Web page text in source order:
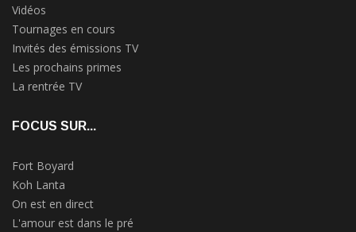
Vidéos
Tournages en cours
Invités des émissions TV
Les prochains primes
La rentrée TV
FOCUS SUR...
Fort Boyard
Koh Lanta
On est en direct
L'amour est dans le pré